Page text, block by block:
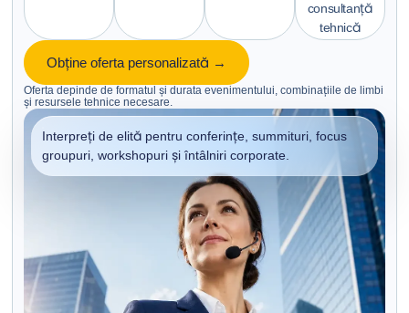
consultanță
tehnică
Obține oferta personalizată →
Oferta depinde de formatul și durata evenimentului, combinațiile de limbi
și resursele tehnice necesare.
Interpreți de elită pentru conferințe, summituri, focus
groupuri, workshopuri și întâlniri corporate.